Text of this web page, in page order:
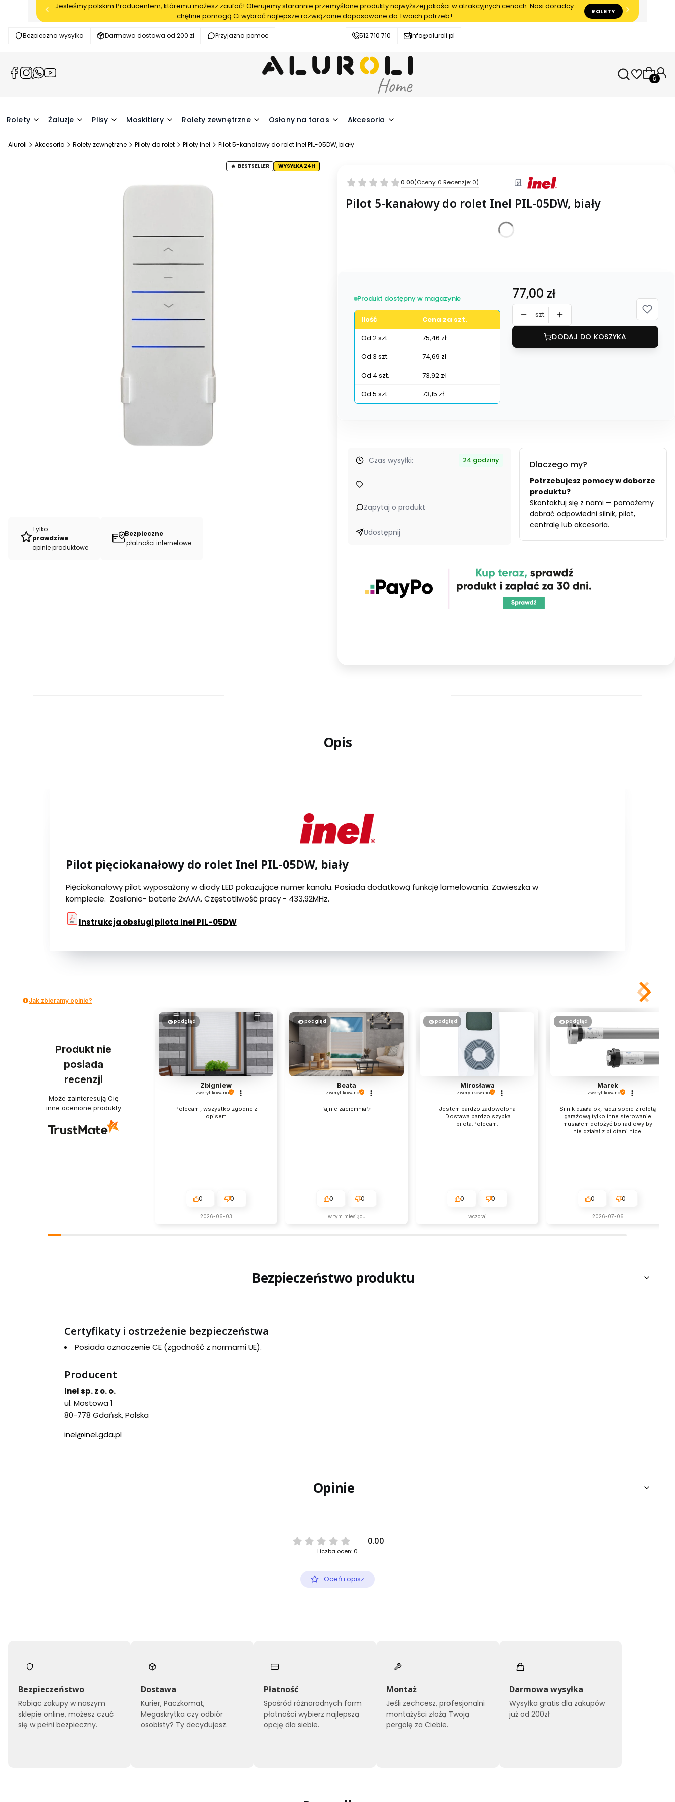
Jesteśmy polskim Producentem, któremu możesz zaufać! Oferujemy starannie przemyślane produkty najwyższej jakości w atrakcyjnych cenach. Nasi doradcy
chętnie pomogą Ci wybrać najlepsze rozwiązanie dopasowane do Twoich potrzeb!
ROLETY
Bezpieczna wysyłka Darmowa dostawa od 200 zł Przyjazna pomoc 512 710 710 info@aluroli.pl
(Otwiera
karcie)
(Otwiera
karcie)
(Otwiera
karcie)
(Otwiera
karcie)
Rolety Żaluzje Plisy Moskitiery Rolety zewnętrzne Osłony na taras Akcesoria
Aluroli Akcesoria Rolety zewnętrzne Piloty do rolet Piloty Inel Pilot 5-kanałowy do rolet Inel PIL-05DW, biały
Tylko
prawdziwe
opinie produktowe
Bezpieczne
płatności internetowe
BESTSELLER WYSYŁKA 24H
0.00(Oceny: 0 Recenzje: 0)
Pilot 5-kanałowy do rolet Inel PIL-05DW, biały
Produkt dostępny w magazynie
Ilość
Cena za szt.
Od 2 szt.
75,46 zł
Od 3 szt.
74,69 zł
Od 4 szt.
73,92 zł
Od 5 szt.
73,15 zł
Cena
77,00 zł
szt.
DODAJ DO KOSZYKA
Czas wysyłki: 24 godziny
Zapytaj o produkt
Udostępnij
Dlaczego my?
Potrzebujesz pomocy w doborze
produktu?
Skontaktuj się z nami — pomożemy
dobrać odpowiedni silnik, pilot,
centralę lub akcesoria.
Opis
Pilot pięciokanałowy do rolet Inel PIL-05DW, biały
Pięciokanałowy pilot wyposażony w diody LED pokazujące numer kanału. Posiada dodatkową funkcję lamelowania. Zawieszka w
komplecie. Zasilanie- baterie 2xAAA. Częstotliwość pracy - 433,92MHz.
Instrukcja obsługi pilota Inel PIL-05DW
Jak zbieramy opinie?
Produkt nie
posiada
recenzji
Może zainteresują Cię
inne ocenione produkty
podgląd
Zbigniew
zweryfikowano
Polecam , wszystko zgodne z
opisem
0 0
2026-06-03
podgląd
Beata
zweryfikowano
fajnie zaciemnia✨
0 0
w tym miesiącu
podgląd
Mirosława
zweryfikowano
Jestem bardzo zadowolona
.Dostawa bardzo szybka
pilota.Polecam.
0 0
wczoraj
podgląd
Marek
zweryfikowano
Silnik działa ok, radzi sobie z roletą
garażową tylko inne sterowanie
musiałem dołożyć bo radiowy by
nie działał z pilotami nice.
0 0
2026-07-06
Bezpieczeństwo produktu
Certyfikaty i ostrzeżenie bezpieczeństwa
Posiada oznaczenie CE (zgodność z normami UE).
Producent
Inel sp. z o. o.
ul. Mostowa 1
80-778 Gdańsk, Polska
inel@inel.gda.pl
Opinie
0.00
Liczba ocen: 0
Oceń i opisz
Bezpieczeństwo
Robiąc zakupy w naszym
sklepie online, możesz czuć
się w pełni bezpieczny.
Dostawa
Kurier, Paczkomat,
Megaskrytka czy odbiór
osobisty? Ty decydujesz.
Płatność
Spośród różnorodnych form
płatności wybierz najlepszą
opcję dla siebie.
Montaż
Jeśli zechcesz, profesjonalni
montażyści złożą Twoją
pergolę za Ciebie.
Darmowa wysyłka
Wysyłka gratis dla zakupów
już od 200zł